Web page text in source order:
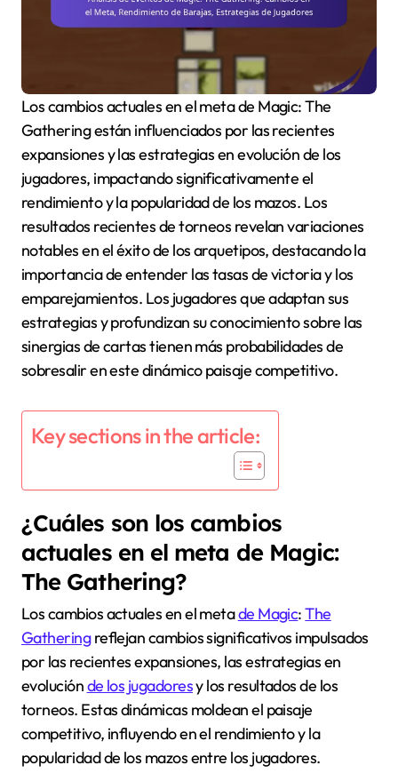
Los cambios actuales en el meta de Magic: The
Gathering están influenciados por las recientes
expansiones y las estrategias en evolución de los
jugadores, impactando significativamente el
rendimiento y la popularidad de los mazos. Los
resultados recientes de torneos revelan variaciones
notables en el éxito de los arquetipos, destacando la
importancia de entender las tasas de victoria y los
emparejamientos. Los jugadores que adaptan sus
estrategias y profundizan su conocimiento sobre las
sinergias de cartas tienen más probabilidades de
sobresalir en este dinámico paisaje competitivo.
Key sections in the article:
¿Cuáles son los cambios
actuales en el meta de Magic:
The Gathering?
Los cambios actuales en el metade Magic:The
Gatheringreflejan cambios significativos impulsados
por las recientes expansiones, las estrategias en
evoluciónde los jugadoresy los resultados de los
torneos. Estas dinámicas moldean el paisaje
competitivo, influyendo en el rendimiento y la
popularidad de los mazos entre los jugadores.